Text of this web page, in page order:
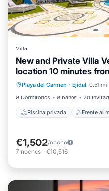
Villa
New and Private Villa
location 10 minutes
Playa del Carmen · Ejidal 0.51 mi
9 Dormitorios
9 baños 20
Piscina privada Frente al
Piscina privada
Bañera de
€1,502/noche
7 noches - €10,516